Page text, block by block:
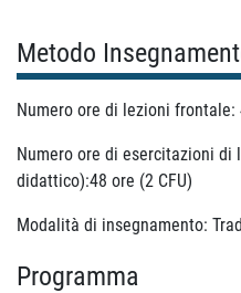
Metodo
Numero ore di lezioni frontale:
Numero ore di esercitazioni
didattico):48 ore (2 CFU)
Modalità di insegnamento:
Programma